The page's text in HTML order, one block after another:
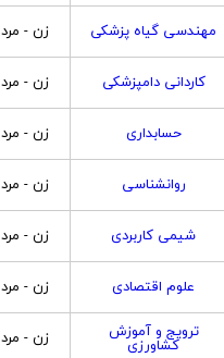
مهندسی گیاه پزشکی زن - مرد
کاردانی دامپزشکی زن - مرد
حسابداری زن - مرد
روانشناسی زن - مرد
شیمی کاربردی زن - مرد
علوم اقتصادی زن - مرد
ترویج و آموزش
کشاورزی زن - مرد